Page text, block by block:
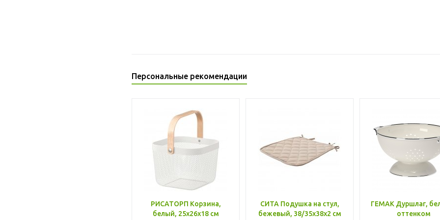
Персональные рекомендации
РИСАТОРП Корзина,
белый, 25x26x18 см
СИТА Подушка на стул,
бежевый, 38/35x38x2 см
ГЕМАК Дуршлаг,
оттенком